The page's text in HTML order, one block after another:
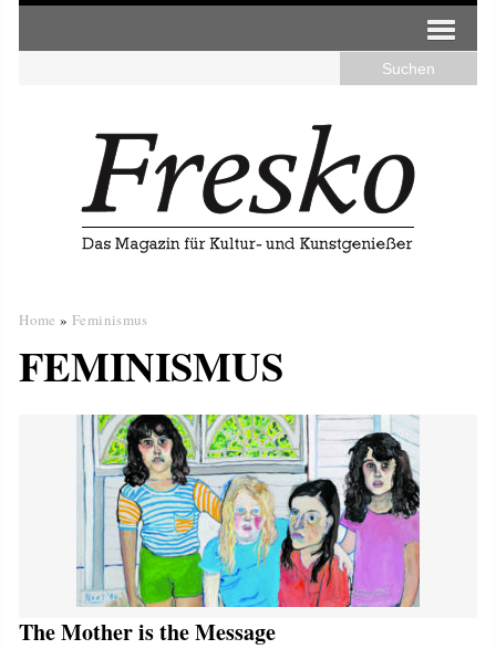
Home » Feminismus
FEMINISMUS
The Mother is the Message